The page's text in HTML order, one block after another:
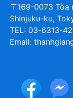
〒169-0073 Tòa
Shinjuku-ku,
TEL: 03-6313-
Email: